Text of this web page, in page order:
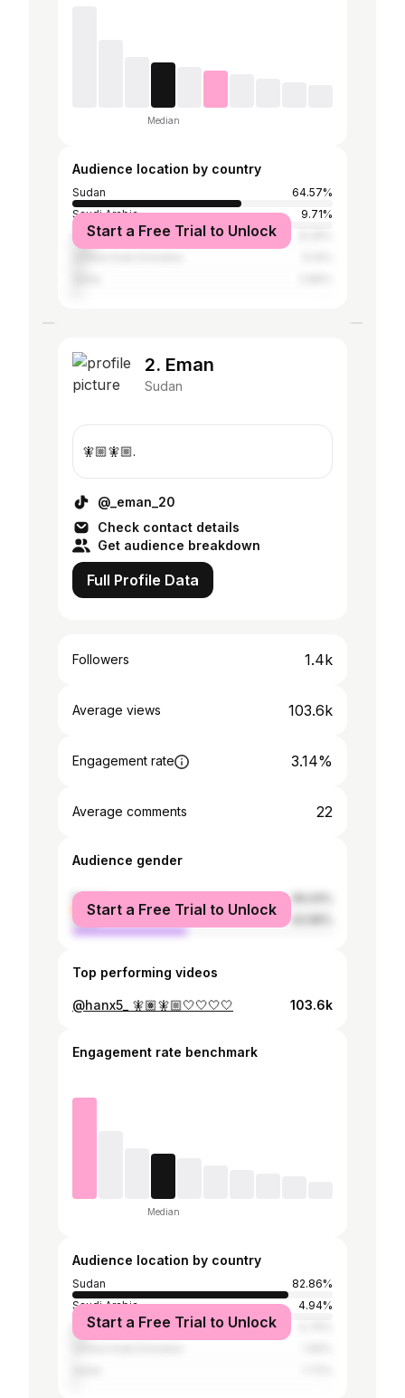
Median
Audience location by country
Sudan
64.57%
Saudi Arabia
9.71%
Egypt
Start a Free Trial to Unlock
2. Eman
Sudan
🧚🏼🧚🏼.
@_eman_20
Check contact details
Get audience breakdown
Full Profile Data
Followers 1.4k
Average views 103.6k
Engagement rate 3.14%
Average comments 22
Audience gender
female
male
Start a Free Trial to Unlock
Top performing videos
@hanx5_ 🧚🏽🧚🏼🤍🤍🤍🤍 103.6k
Engagement rate benchmark
Median
Audience location by country
Sudan
82.86%
Saudi Arabia
4.94%
Egypt
Start a Free Trial to Unlock